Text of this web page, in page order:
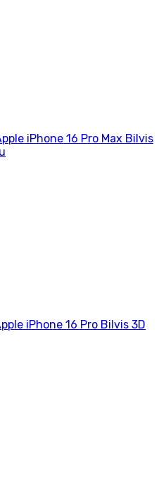
iPhone 16 Pro Max Bilvis
iPhone 16 Pro Bilvis 3D